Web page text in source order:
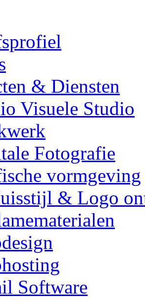
& Diensten
Visuele Studio
Fotografie
vormgeving
& Logo
Software